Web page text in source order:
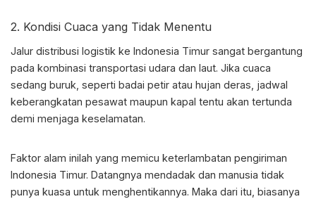
2. Kondisi Cuaca yang Tidak Menentu
Jalur distribusi logistik ke Indonesia Timur sangat bergantung
pada kombinasi transportasi udara dan laut. Jika cuaca
sedang buruk, seperti badai petir atau hujan deras, jadwal
keberangkatan pesawat maupun kapal tentu akan tertunda
demi menjaga keselamatan.
Faktor alam inilah yang memicu keterlambatan pengiriman
Indonesia Timur. Datangnya mendadak dan manusia tidak
punya kuasa untuk menghentikannya. Maka dari itu, biasanya